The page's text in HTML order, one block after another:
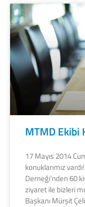
MTMD Ekibi
17 Mayıs 2014
konuklarımız
Derneği’nden 60
ziyaret ile bizleri
Başkanı Mürşit